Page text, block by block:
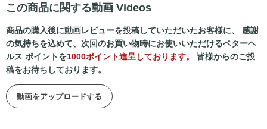
この商品に関する動画 Videos
商品の購入後に動画レビューを投稿していただいたお客様に、 感謝
の気持ちを込めて、次回のお買い物時にお使いいただけるベターヘ
ルス ポイントを1000ポイント進呈しております。
皆様からのご投
稿をお待ちしております。
動画をアップロードする